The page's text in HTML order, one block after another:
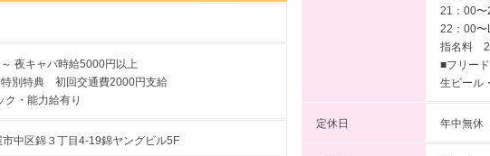
～夜キャバ時給5000円以上
特典 初回交通費2000円支給
・能力給有り
中区錦３丁目4-19錦ヤングビル5F
21：00
22：00
指名料
■フリー
生ビール
定休日 年中無休